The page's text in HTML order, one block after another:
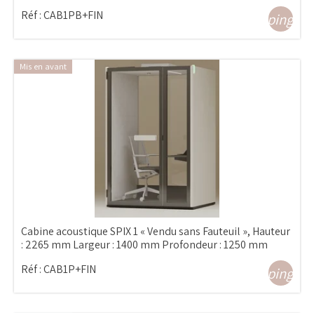
Réf :CAB1PB+FIN
Mis en avant
Cabine acoustique SPIX 1 « Vendu sans Fauteuil », Hauteur
: 2265 mm Largeur : 1400 mm Profondeur : 1250 mm
Réf :CAB1P+FIN